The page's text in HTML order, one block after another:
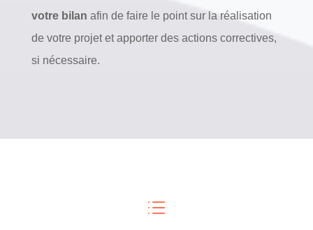
votre bilan afin de faire le point sur la réalisation
de votre projet et apporter des actions correctives,
si nécessaire.
d